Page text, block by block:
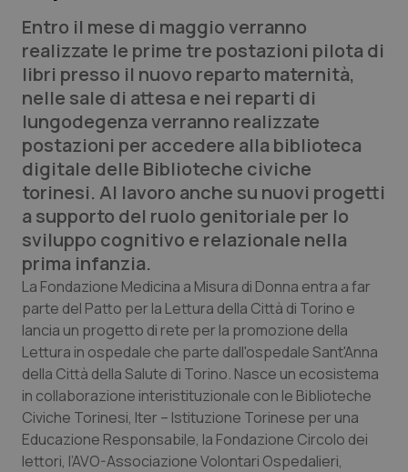
Lettere al direttore
Edizioni Regionali
QS Pro
Professionisti Sanitari.AI
Abruzzo
Basilicata
Calabria
Campania
Emilia-Romagna
Friuli Venezia Giulia
QS Pro Gold
Artrite & artrosi
Asma & BPCO
Car-T
Colesterolo & coronaropatie
Dermatite Atopica
QS Club Newsletter
Entro il mese di maggio verranno
realizzate le prime tre postazioni pilota di
libri presso il nuovo reparto maternità,
nelle sale di attesa e nei reparti di
lungodegenza verranno realizzate
postazioni per accedere alla biblioteca
digitale delle Biblioteche civiche
torinesi. Al lavoro anche su nuovi progetti
a supporto del ruolo genitoriale per lo
sviluppo cognitivo e relazionale nella
prima infanzia.
La Fondazione Medicina a Misura di Donna entra a far
parte del Patto per la Lettura della Città di Torino e
lancia un progetto di rete per la promozione della
Lettura in ospedale che parte dall'ospedale Sant'Anna
della Città della Salute di Torino. Nasce un ecosistema
in collaborazione interistituzionale con le Biblioteche
Civiche Torinesi, Iter – Istituzione Torinese per una
Educazione Responsabile, la Fondazione Circolo dei
lettori, l’AVO-Associazione Volontari Ospedalieri,